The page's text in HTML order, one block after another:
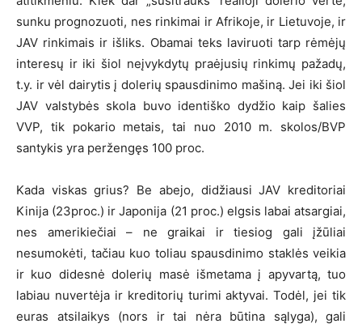
sunku prognozuoti, nes rinkimai ir Afrikoje, ir Lietuvoje, ir
JAV rinkimais ir išliks. Obamai teks laviruoti tarp rėmėjų
interesų ir iki šiol neįvykdytų praėjusių rinkimų pažadų,
t.y. ir vėl dairytis į dolerių spausdinimo mašiną. Jei iki šiol
JAV valstybės skola buvo identiško dydžio kaip šalies
VVP, tik pokario metais, tai nuo 2010 m. skolos/BVP
santykis yra peržengęs 100 proc.
Kada viskas grius? Be abejo, didžiausi JAV kreditoriai
Kinija (23proc.) ir Japonija (21 proc.) elgsis labai atsargiai,
nes amerikiečiai – ne graikai ir tiesiog gali įžūliai
nesumokėti, tačiau kuo toliau spausdinimo staklės veikia
ir kuo didesnė dolerių masė išmetama į apyvartą, tuo
labiau nuvertėja ir kreditorių turimi aktyvai. Todėl, jei tik
euras atsilaikys (nors ir tai nėra būtina sąlyga), gali